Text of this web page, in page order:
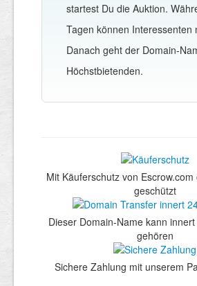
startest Du die Auktion.
Tagen können Interessenten
Danach geht der Domain-
Höchstbietenden.
Mit Käuferschutz von
geschützt
Dieser Domain-Name kann
gehören
Sichere Zahlung mit unserem